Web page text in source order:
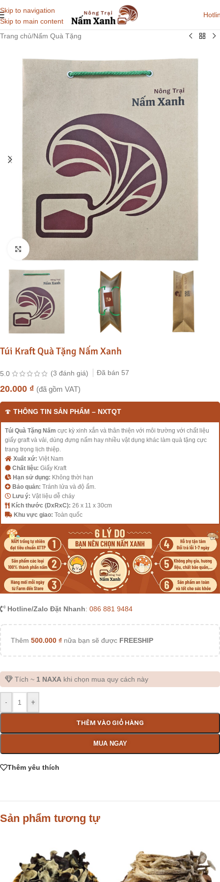
Skip to navigation
Skip to main content
Trang chủ/Nấm Quà Tặng
Nhấp phóng to
Túi Kraft Quà Tặng Nấm Xanh
5.0 (3 đánh giá) Đã bán 57
20.000 ₫ (đã gồm VAT)
🍄 THÔNG TIN SẢN PHẨM – NXTQT
Túi Quà Tặng Nấm cực kỳ xinh xắn và thân thiện với môi trường với chất liệu
giấy graft và vải, dùng đựng nấm hay nhiều vật dụng khác làm quà tặng cực
trang trọng lịch thiệp.
Xuất xứ: Việt Nam
Chất liệu: Giấy Kraft
Hạn sử dụng: Không thời hạn
Bảo quản: Tránh lửa và độ ẩm.
Lưu ý: Vật liệu dễ cháy
Kích thước (DxRxC): 26 x 11 x 30cm
Khu vực giao: Toàn quốc
Hotline/Zalo Đặt Nhanh: 086 881 9484
Thêm 500.000 ₫ nữa bạn sẽ được FREESHIP
Tích ~ 1 NAXA khi chọn mua quy cách này
- +
THÊM VÀO GIỎ HÀNG
MUA NGAY
Thêm yêu thích
Sản phẩm tương tự